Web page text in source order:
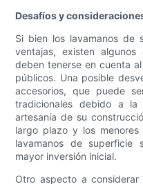
Desafíos y
Si bien los lavamanos de
ventajas, existen
deben tenerse en cuenta
públicos. Una posible
accesorios, que puede
tradicionales debido a
artesanía de su
largo plazo y los
lavamanos de superficie
mayor inversión inicial.
Otro aspecto a